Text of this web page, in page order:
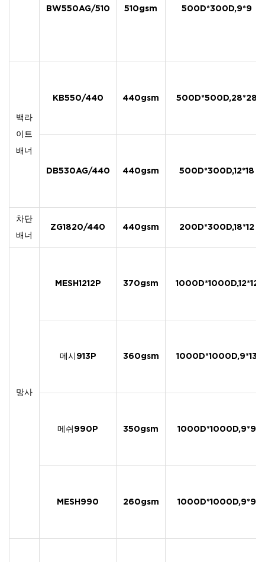
BW550AG/510 510gsm 500D*300D,9*9
백라
이트
배너
KB550/440 440gsm 500D*500D,28*28
DB530AG/440 440gsm 500D*300D,12*18
차단
배너
ZG1820/440 440gsm 200D*300D,18*12
망사
MESH1212P 370gsm 1000D*1000D,12*12
메시913P 360gsm 1000D*1000D,9*13
메쉬990P 350gsm 1000D*1000D,9*9
MESH990 260gsm 1000D*1000D,9*9